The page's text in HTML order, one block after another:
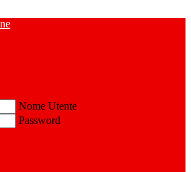
Nome Utente
Password